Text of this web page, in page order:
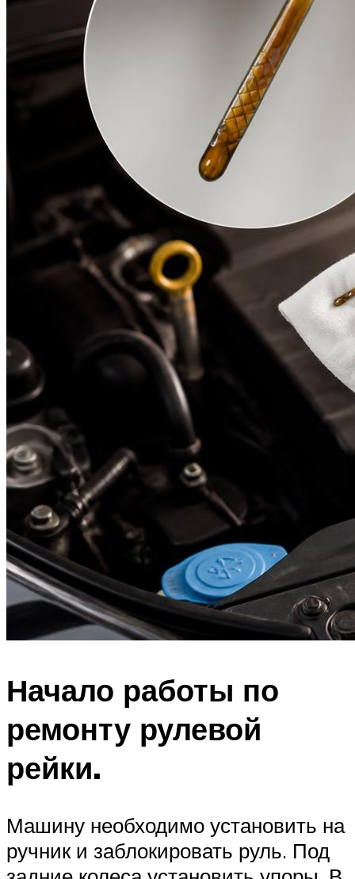
Начало работы по
ремонту рулевой
рейки.
Машину необходимо установить на
ручник и заблокировать руль. Под